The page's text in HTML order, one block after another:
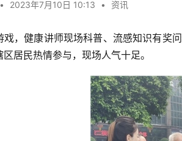
• 2023年7月10日 10:13 • 资讯
戏，健康讲师现场科普、流感知识有奖
居民热情参与，现场人气十足。